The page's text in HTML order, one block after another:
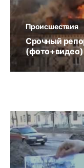
Происшествия
Срочный
(фото+видео)